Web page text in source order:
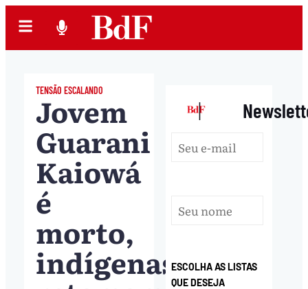
TENSÃO ESCALANDO
Jovem
Guarani
Kaiowá
é
morto,
indígenas
|
ESCOLHA AS LISTAS
QUE DESEJA